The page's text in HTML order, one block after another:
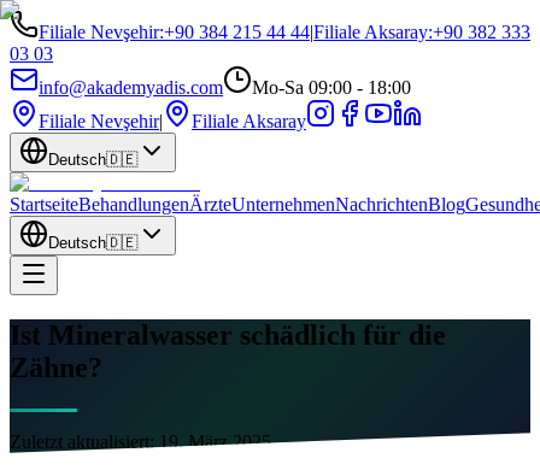
Filiale Nevşehir:+90 384 215 44 44|Filiale Aksaray:+90 382 333
03 03
info@akademyadis.com
Mo-Sa 09:00 - 18:00
Filiale Nevşehir| Filiale Aksaray
Deutsch🇩🇪
StartseiteBehandlungenÄrzteUnternehmenNachrichtenBlog
Deutsch🇩🇪
Ist Mineralwasser schädlich für die
Zähne?
Zuletzt aktualisiert: 19. März 2025